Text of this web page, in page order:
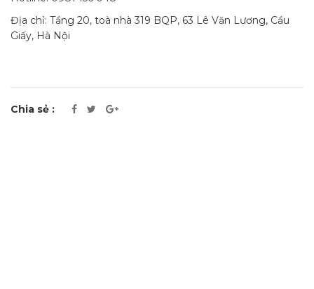
Địa chỉ: Tầng 20, toà nhà 319 BQP, 63 Lê Văn Lương, Cầu
Giấy, Hà Nội
Chia sẻ :